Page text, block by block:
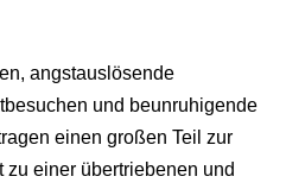
angstauslösende
und beunruhigende
einen großen Teil zur
einer übertriebenen und